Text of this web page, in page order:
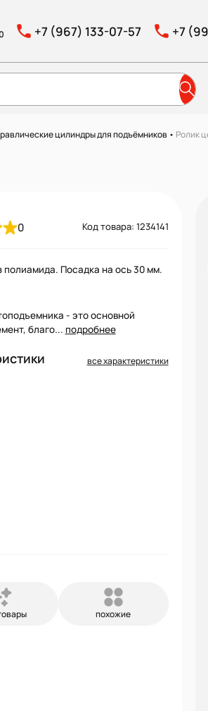
+7 (967) 133-07-57 +7
цилиндры для подъёмников • Ролик
0 Код товара: 1234141
полиамида. Посадка на ось 30 мм.
- это основной
благо... подробнее
все характеристики
похожие